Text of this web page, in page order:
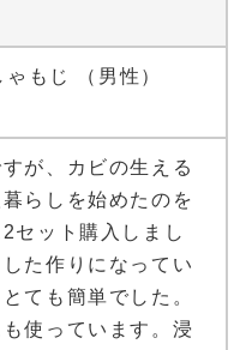
もじ （男性）
が、カビの生える
らしを始めたのを
セット購入しまし
た作りになってい
ても簡単でした。
使っています。浸